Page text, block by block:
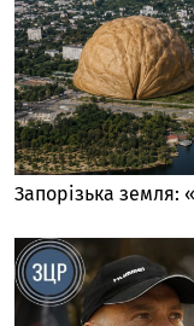
Запорізька